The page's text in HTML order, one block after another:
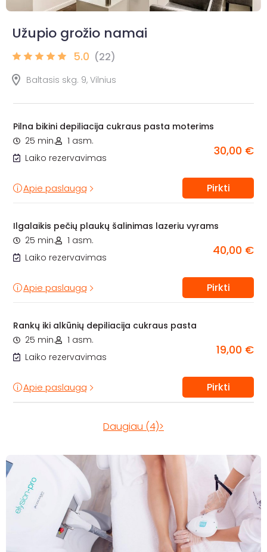
Užupio grožio namai
5.0 (22)
Baltasis skg. 9, Vilnius
Pilna bikini depiliacija cukraus pasta moterims
25 min.
1 asm.
Laiko rezervavimas
30,00 €
Apie paslaugą Pirkti
Ilgalaikis pečių plaukų šalinimas lazeriu vyrams
25 min.
1 asm.
Laiko rezervavimas
40,00 €
Apie paslaugą Pirkti
Rankų iki alkūnių depiliacija cukraus pasta
25 min.
1 asm.
Laiko rezervavimas
19,00 €
Apie paslaugą Pirkti
Daugiau (4)>